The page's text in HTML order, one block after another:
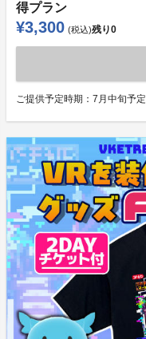
得プラン
¥3,300 (税込)残り0
ご提供予定時期： 7月中旬予定